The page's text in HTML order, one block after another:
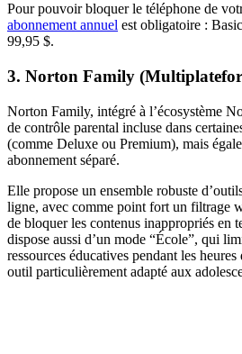
Pour pouvoir bloquer le téléphone de
abonnement annuel est obligatoire :
99,95 $.
3. Norton Family
Norton Family, intégré à l’écosystème
de contrôle parental incluse dans
(comme Deluxe ou Premium), mais
abonnement séparé.
Elle propose un ensemble robuste
ligne, avec comme point fort un filtrage
de bloquer les contenus inappropriés en
dispose aussi d’un mode “École”, qui
ressources éducatives pendant les
outil particulièrement adapté aux